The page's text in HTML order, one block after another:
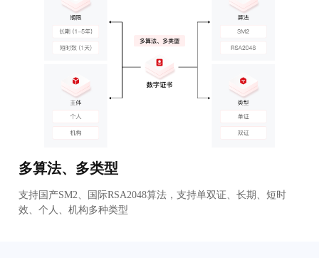
多算法、多类型
支持国产SM2、国际RSA2048算法，支持单双证、长期、短时
效、个人、机构多种类型